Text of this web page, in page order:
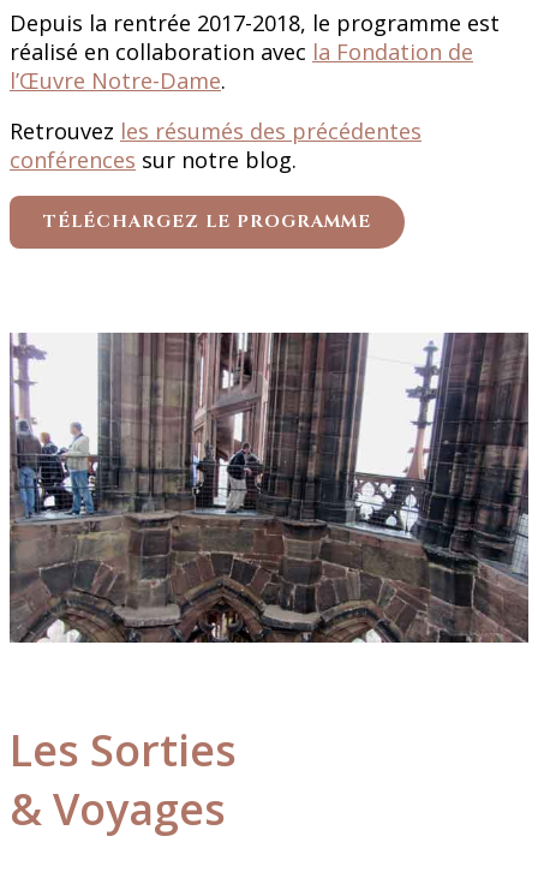
Depuis la rentrée 2017-2018, le programme est
réalisé en collaboration avec la Fondation de
l’Œuvre Notre-Dame.
Retrouvez les résumés des précédentes
conférences sur notre blog.
TÉLÉCHARGEZ LE PROGRAMME
Les Sorties
& Voyages